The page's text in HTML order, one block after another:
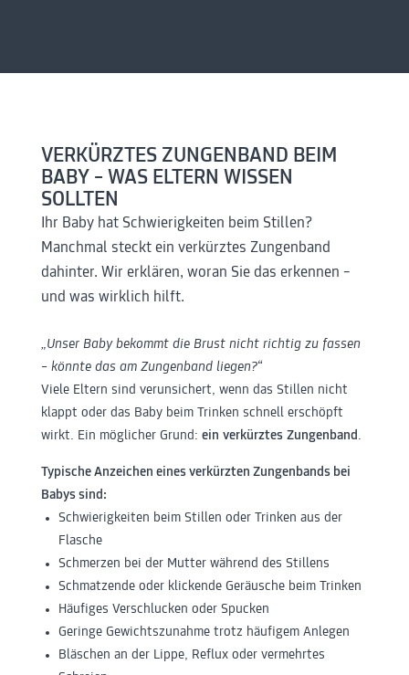
VERKÜRZTES ZUNGENBAND BEIM
BABY – WAS ELTERN WISSEN
SOLLTEN
Ihr Baby hat Schwierigkeiten beim Stillen?
Manchmal steckt ein verkürztes Zungenband
dahinter. Wir erklären, woran Sie das erkennen –
und was wirklich hilft.
„Unser Baby bekommt die Brust nicht richtig zu fassen
– könnte das am Zungenband liegen?“
Viele Eltern sind verunsichert, wenn das Stillen nicht
klappt oder das Baby beim Trinken schnell erschöpft
wirkt. Ein möglicher Grund: ein verkürztes Zungenband.
Typische Anzeichen eines verkürzten Zungenbands bei
Babys sind:
Schwierigkeiten beim Stillen oder Trinken aus der
Flasche
Schmerzen bei der Mutter während des Stillens
Schmatzende oder klickende Geräusche beim Trinken
Häufiges Verschlucken oder Spucken
Geringe Gewichtszunahme trotz häufigem Anlegen
Bläschen an der Lippe, Reflux oder vermehrtes